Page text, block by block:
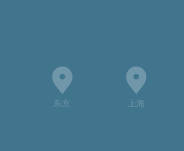
东京 上海